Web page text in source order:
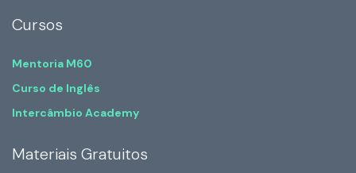
Cursos
Mentoria M60
Curso de Inglês
Intercâmbio Academy
Materiais Gratuitos